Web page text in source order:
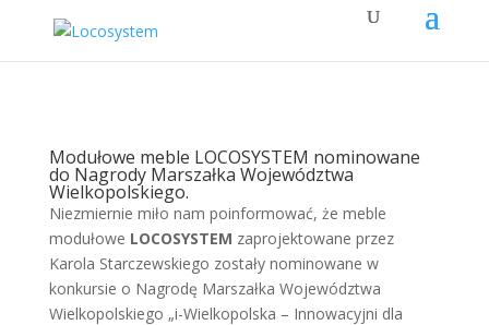
Modułowe meble LOCOSYSTEM nominowane
do Nagrody Marszałka Województwa
Wielkopolskiego.
Niezmiernie miło nam poinformować, że meble
modułowe LOCOSYSTEM zaprojektowane przez
Karola Starczewskiego zostały nominowane w
konkursie o Nagrodę Marszałka Województwa
Wielkopolskiego „i-Wielkopolska – Innowacyjni dla